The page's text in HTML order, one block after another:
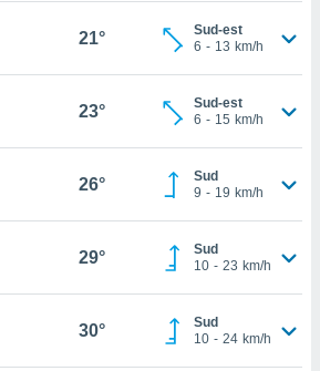
21°
Sud-est
6 - 13 km/h
23°
Sud-est
6 - 15 km/h
26°
Sud
9 - 19 km/h
29°
Sud
10 - 23 km/h
30°
Sud
10 - 24 km/h